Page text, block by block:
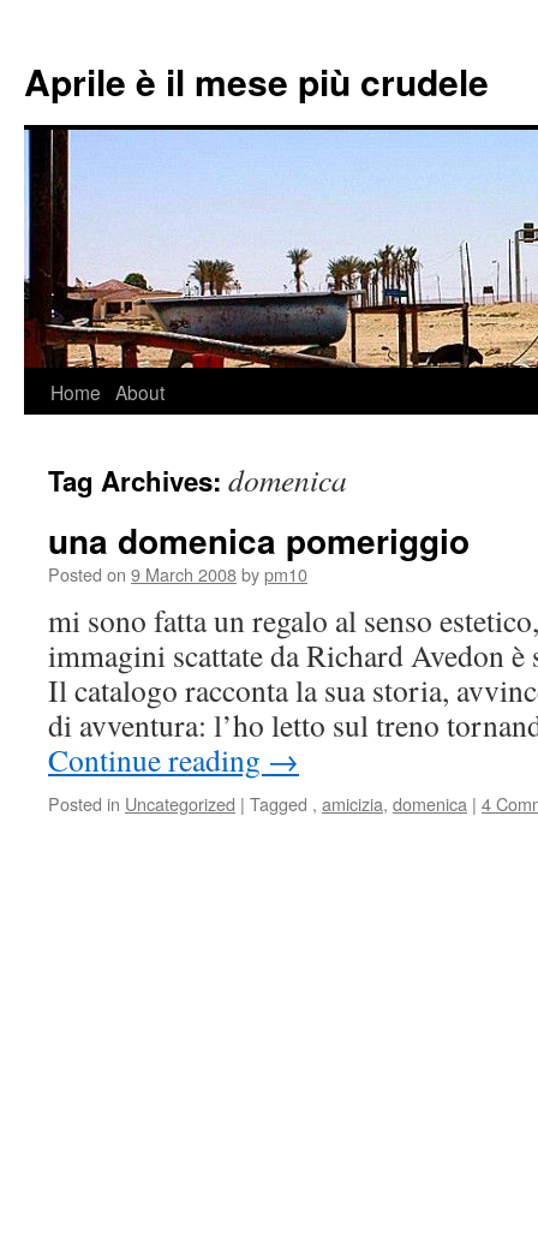
Aprile è il mese più crudele
Skip
content
Home About
Tag Archives: domenica
una domenica pomeriggio
Posted on 9 March 2008bypm10
mi sono fatta un regalo al senso
immagini scattate da Richard Avedon
Il catalogo racconta la sua storia,
di avventura: l’ho letto sul treno
Continue reading →
Posted in Uncategorized | Tagged , amicizia, domenica | 4